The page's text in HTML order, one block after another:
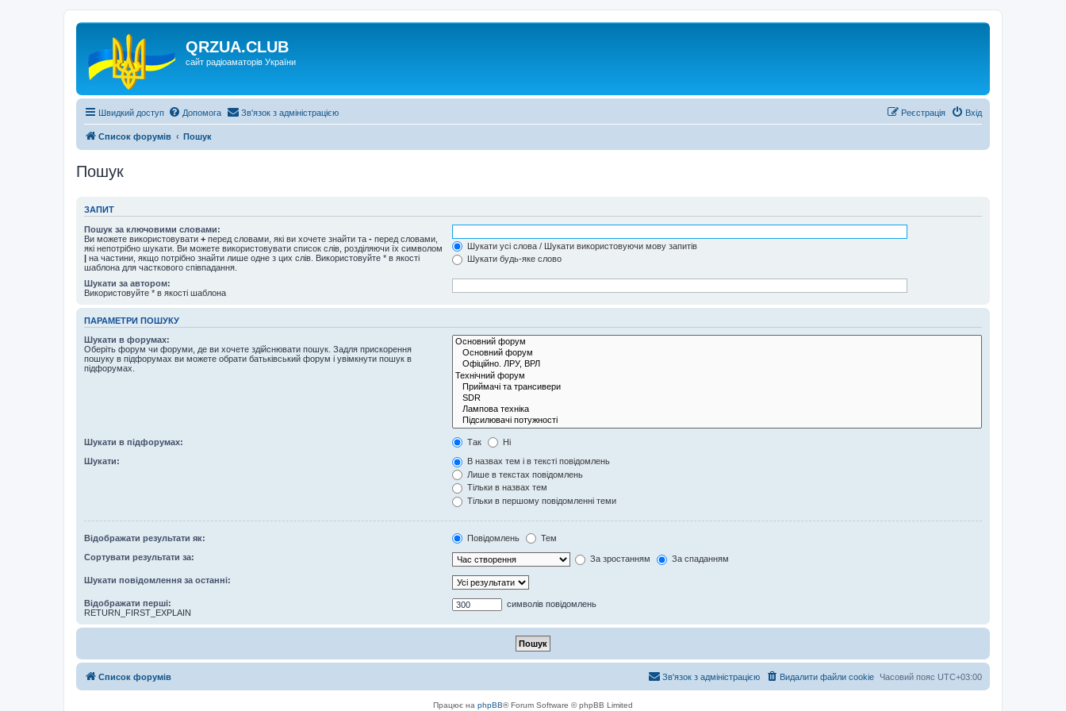
QRZUA.CLUB
сайт радіоаматорів України
Швидкий доступ Допомога Зв'язок з адміністрацією Вхід
Реєстрація
Список форумів Пошук
Пошук
ЗАПИТ
Пошук за ключовими словами:
Ви можете використовувати + перед словами, які ви хочете знайти та - перед словами,
які непотрібно шукати. Ви можете використовувати список слів, розділяючи їх символом
| на частини, якщо потрібно знайти лише одне з цих слів. Використовуйте * в якості
шаблона для часткового співпадання.
Шукати усі слова / Шукати використовуючи мову запитів
Шукати будь-яке слово
Шукати за автором:
Використовуйте * в якості шаблона
ПАРАМЕТРИ ПОШУКУ
Шукати в форумах:
Оберіть форум чи форуми, де ви хочете здійснювати пошук. Задля прискорення
пошуку в підфорумах ви можете обрати батьківський форум і увімкнути пошук в
підфорумах.
Шукати в підфорумах: Так Ні
Шукати:
В назвах тем і в тексті повідомлень
Лише в текстах повідомлень
Тільки в назвах тем
Тільки в першому повідомленні теми
Відображати результати як: Повідомлень Тем
Сортувати результати за: За зростанням За спаданням
Шукати повідомлення за останні:
Відображати перші:
RETURN_FIRST_EXPLAIN
символів повідомлень
Список форумів Часовий пояс UTC+03:00
Видалити файли cookie
Зв'язок з адміністрацією
Працює на phpBB® Forum Software © phpBB Limited